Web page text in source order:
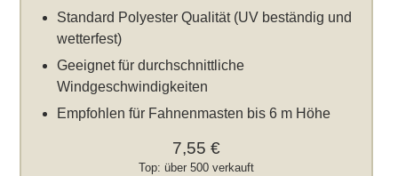
Standard Polyester Qualität (UV beständig und
wetterfest)
Geeignet für durchschnittliche
Windgeschwindigkeiten
Empfohlen für Fahnenmasten bis 6 m Höhe
7,55 €
Top: über 500 verkauft